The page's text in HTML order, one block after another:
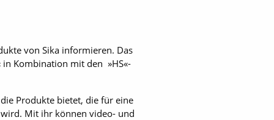
von Sika informieren. Das
in Kombination mit den »HS«-
Produkte bietet, die für eine
Mit ihr können video- und